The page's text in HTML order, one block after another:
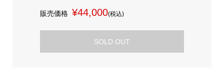
販売価格 ¥44,000(税込)
SOLD OUT